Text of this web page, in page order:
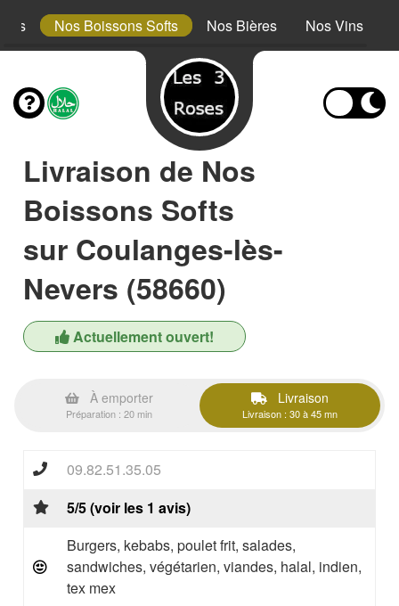
Nos Boissons Softs Nos Bières Nos Vins
Livraison de Nos
Boissons Softs
sur Coulanges-lès-
Nevers (58660)
Actuellement ouvert!
À emporter
Préparation : 20 min
Livraison
Livraison : 30 à 45 mn
09.82.51.35.05
5/5 (voir les 1 avis)
Burgers, kebabs, poulet frit, salades,
sandwiches, végétarien, viandes, halal, indien,
tex mex